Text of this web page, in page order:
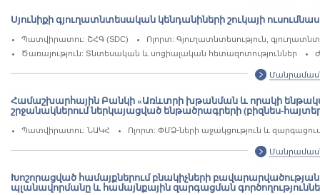
Սյունիքի գյուղատնտեսական կենդանիների շուկայի
Պատվիրատու: ՇՀԳ (SDC)
Ոլորտ: Գյուղատնտեսություն,
Ծառայություն: Տնտեսական և սոցիալական հետազոտություններ
Համաշխարհային Բանկի «Առևտրի խթանման և որակի
շրջանակներում ներկայացված ենթածրագրերի (բիզնես-
Պատվիրատու: ՆԱԿՀ Ոլորտ: ՓՄՁ-ների աջակցություն և
Խոշորացված համայքներում բնակիչների
պլանավորմանը և համայնքային զարգացման